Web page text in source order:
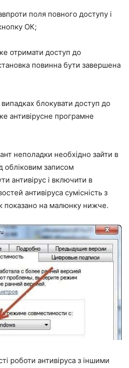
поля повного доступу і
ОК;
отримати доступ до
повинна бути завершена
блокувати доступ до
антивірусне програмне
неполадки необхідно зайти в
обліковим записом
антивірус і включити в
антивіруса сумісність з
показано на малюнку нижче.
роботи антивіруса з іншими